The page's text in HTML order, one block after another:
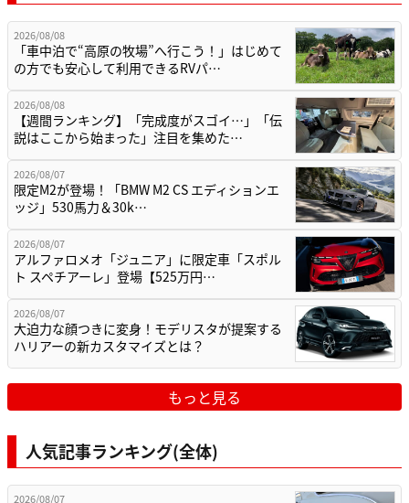
2026/08/08
「車中泊で“高原の牧場”へ行こう！」はじめて
の方でも安心して利用できるRVパ…
2026/08/08
【週間ランキング】「完成度がスゴイ…」「伝
説はここから始まった」注目を集めた…
2026/08/07
限定M2が登場！「BMW M2 CS エディションエ
ッジ」530馬力＆30k…
2026/08/07
アルファロメオ「ジュニア」に限定車「スポル
ト スペチアーレ」登場【525万円…
2026/08/07
大迫力な顔つきに変身！モデリスタが提案する
ハリアーの新カスタマイズとは？
もっと見る
人気記事ランキング(全体)
2026/08/07